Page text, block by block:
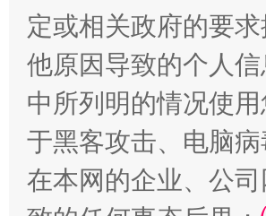
揭批美国五大"原罪"
定或相关政府的要
他原因导致的个人信
中所列明的情况使
于黑客攻击、电脑
在本网的企业、公